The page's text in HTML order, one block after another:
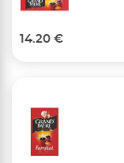
14.20 €